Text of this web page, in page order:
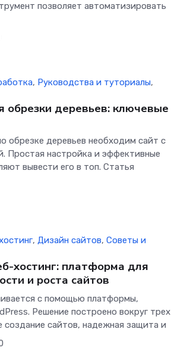
позволяет автоматизировать
, Руководства и туториалы,
обрезки деревьев: ключевые
обрезке деревьев необходим сайт с
Простая настройка и эффективные
вывести его в топ. Статья
,Дизайн сайтов,Советы и
хостинг: платформа для
и роста сайтов
с помощью платформы,
Решение построено вокруг трех
создание сайтов, надежная защита и